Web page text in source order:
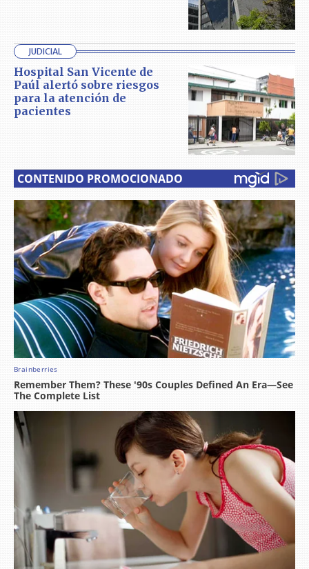
JUDICIAL
Hospital San Vicente de
Paúl alertó sobre riesgos
para la atención de
pacientes